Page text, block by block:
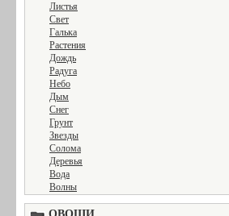
Листья
Свет
Галька
Растения
Дождь
Радуга
Небо
Дым
Снег
Грунт
Звезды
Солома
Деревья
Вода
Волны